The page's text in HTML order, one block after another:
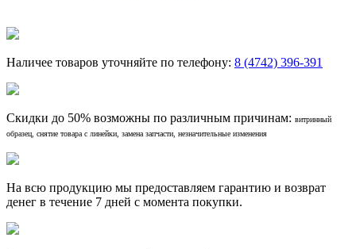
Наличее товаров уточняйте по телефону: 8 (4742) 396-391
Скидки до 50% возможны по различным причинам: витринный
образец, снятие товара с линейки, замена запчасти, незначительные изменения
На всю продукцию мы предоставляем гарантию и возврат
денег в течение 7 дней с момента покупки.